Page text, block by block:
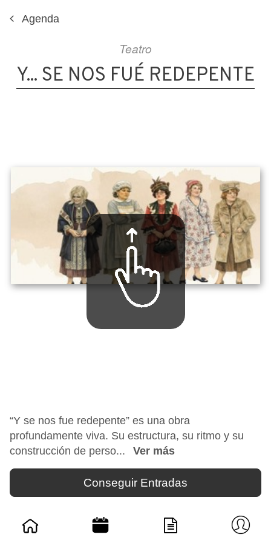
Agenda
Teatro
Y... SE NOS FUÉ REDEPENTE
“Y se nos fue redepente” es una obra
profundamente viva. Su estructura, su ritmo y su
construcción de perso...
Ver más
Conseguir Entradas